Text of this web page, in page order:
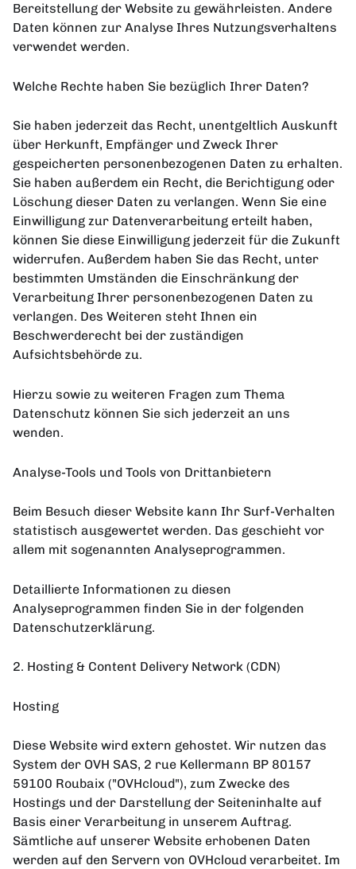
Bereitstellung der Website zu gewährleisten. Andere
Daten können zur Analyse Ihres Nutzungsverhaltens
verwendet werden.
Welche Rechte haben Sie bezüglich Ihrer Daten?
Sie haben jederzeit das Recht, unentgeltlich Auskunft
über Herkunft, Empfänger und Zweck Ihrer
gespeicherten personenbezogenen Daten zu erhalten.
Sie haben außerdem ein Recht, die Berichtigung oder
Löschung dieser Daten zu verlangen. Wenn Sie eine
Einwilligung zur Datenverarbeitung erteilt haben,
können Sie diese Einwilligung jederzeit für die Zukunft
widerrufen. Außerdem haben Sie das Recht, unter
bestimmten Umständen die Einschränkung der
Verarbeitung Ihrer personenbezogenen Daten zu
verlangen. Des Weiteren steht Ihnen ein
Beschwerderecht bei der zuständigen
Aufsichtsbehörde zu.
Hierzu sowie zu weiteren Fragen zum Thema
Datenschutz können Sie sich jederzeit an uns
wenden.
Analyse-Tools und Tools von Drittanbietern
Beim Besuch dieser Website kann Ihr Surf-Verhalten
statistisch ausgewertet werden. Das geschieht vor
allem mit sogenannten Analyseprogrammen.
Detaillierte Informationen zu diesen
Analyseprogrammen finden Sie in der folgenden
Datenschutzerklärung.
2. Hosting & Content Delivery Network (CDN)
Hosting
Diese Website wird extern gehostet. Wir nutzen das
System der OVH SAS, 2 rue Kellermann BP 80157
59100 Roubaix ("OVHcloud"), zum Zwecke des
Hostings und der Darstellung der Seiteninhalte auf
Basis einer Verarbeitung in unserem Auftrag.
Sämtliche auf unserer Website erhobenen Daten
werden auf den Servern von OVHcloud verarbeitet. Im